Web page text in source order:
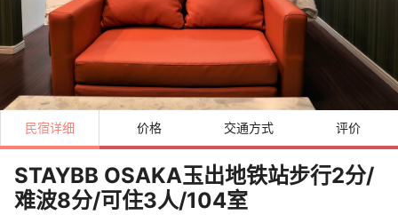
民宿详细 价格 交通方式 评价
STAYBB OSAKA玉出地铁站步行2分/
难波8分/可住3人/104室